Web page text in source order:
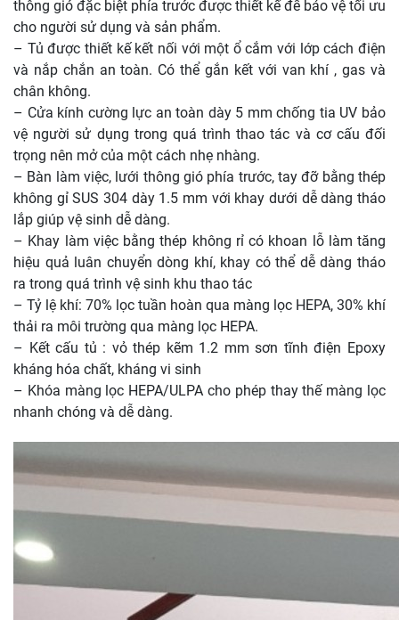
thông gió đặc biệt phía trước được thiết kế để bảo vệ tối ưu
cho người sử dụng và sản phẩm.
– Tủ được thiết kế kết nối với một ổ cắm với lớp cách điện
và nắp chắn an toàn. Có thể gắn kết với van khí , gas và
chân không.
– Cửa kính cường lực an toàn dày 5 mm chống tia UV bảo
vệ người sử dụng trong quá trình thao tác và cơ cấu đối
trọng nên mở của một cách nhẹ nhàng.
– Bàn làm việc, lưới thông gió phía trước, tay đỡ bằng thép
không gỉ SUS 304 dày 1.5 mm với khay dưới dễ dàng tháo
lắp giúp vệ sinh dễ dàng.
– Khay làm việc bằng thép không rỉ có khoan lỗ làm tăng
hiệu quả luân chuyển dòng khí, khay có thể dễ dàng tháo
ra trong quá trình vệ sinh khu thao tác
– Tỷ lệ khí: 70% lọc tuần hoàn qua màng lọc HEPA, 30% khí
thải ra môi trường qua màng lọc HEPA.
– Kết cấu tủ : vỏ thép kẽm 1.2 mm sơn tĩnh điện Epoxy
kháng hóa chất, kháng vi sinh
– Khóa màng lọc HEPA/ULPA cho phép thay thế màng lọc
nhanh chóng và dễ dàng.